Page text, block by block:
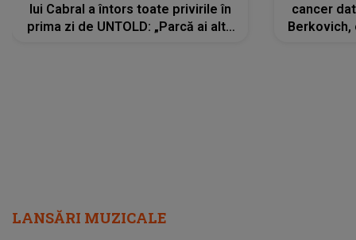
lui Cabral a întors toate privirile în
prima zi de UNTOLD: „Parcă ai altă
cancer
Berkovich,
LANSĂRI MUZICALE